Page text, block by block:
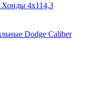
Хонды 4х114,3
Dodge Caliber